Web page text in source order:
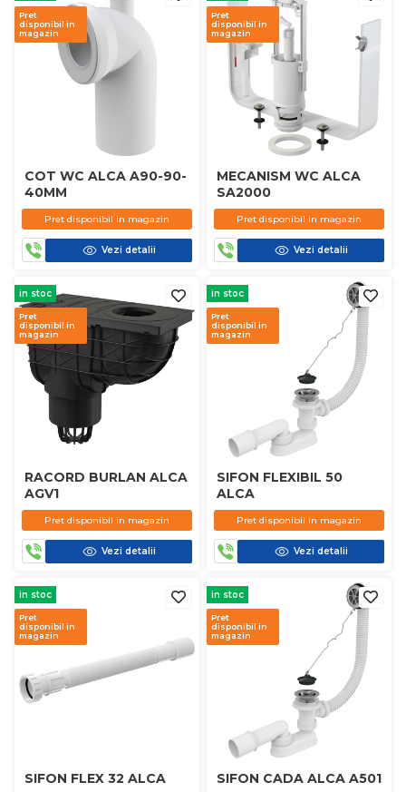
Pret
disponibil in
magazin
COT WC ALCA A90-90-
40MM
Pret disponibil in magazin
Vezi detalii
Pret
disponibil in
magazin
MECANISM WC ALCA
SA2000
Pret disponibil in magazin
Vezi detalii
in stoc
Pret
disponibil in
magazin
RACORD BURLAN ALCA
AGV1
Pret disponibil in magazin
Vezi detalii
in stoc
Pret
disponibil in
magazin
SIFON FLEXIBIL 50
ALCA
Pret disponibil in magazin
Vezi detalii
in stoc
Pret
disponibil in
magazin
SIFON FLEX 32 ALCA
in stoc
Pret
disponibil in
magazin
SIFON CADA ALCA A501